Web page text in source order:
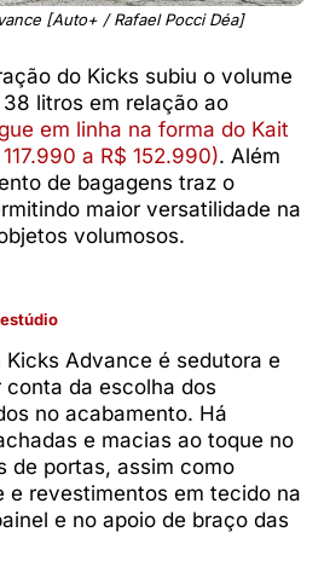
[Auto+ / Rafael Pocci Déa]
do Kicks subiu o volume
litros em relação ao
em linha na forma do Kait
a R$ 152.990). Além
de bagagens traz o
maior versatilidade na
volumosos.
Advance é sedutora e
da escolha dos
no acabamento. Há
e macias ao toque no
de portas, assim como
e revestimentos em tecido na
e no apoio de braço das